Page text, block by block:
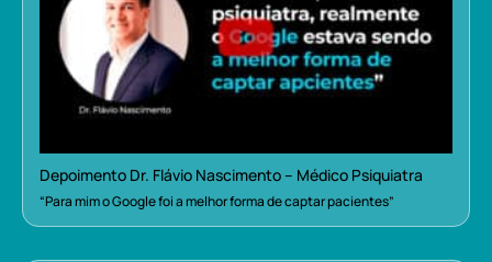
Depoimento Dr. Flávio Nascimento – Médico Psiquiatra
“Para mim o Google foi a melhor forma de captar pacientes”